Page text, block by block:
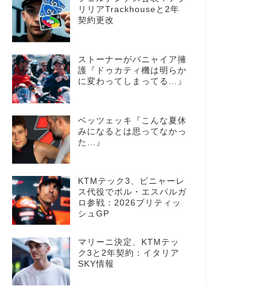
リリアTrackhouseと2年
契約更改
ストーナーがバニャイア擁
護『ドゥカティ機は明らか
に変わってしまってる…』
ベッツェッキ『こんな夏休
みになるとは思ってなかっ
た…』
KTMテック3、ビニャーレ
ス代役でポル・エスパルガ
ロ参戦：2026ブリティッ
シュGP
マリーニ決定、KTMテッ
ク3と2年契約：イタリア
SKY情報